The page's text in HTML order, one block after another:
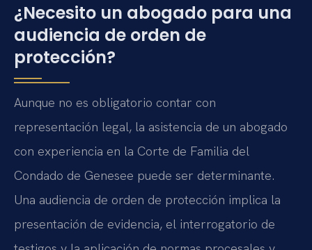
¿Necesito un abogado para una
audiencia de orden de
protección?
Aunque no es obligatorio contar con
representación legal, la asistencia de un abogado
con experiencia en la Corte de Familia del
Condado de Genesee puede ser determinante.
Una audiencia de orden de protección implica la
presentación de evidencia, el interrogatorio de